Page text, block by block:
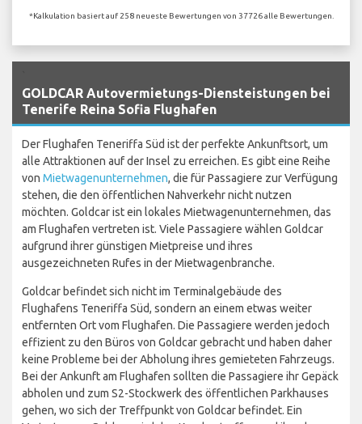
*Kalkulation basiert auf 258 neueste Bewertungen von 37726 alle Bewertungen.
GOLDCAR Autovermietungs-Diensteistungen bei
Tenerife Reina Sofia Flughafen
Der Flughafen Teneriffa Süd ist der perfekte Ankunftsort, um
alle Attraktionen auf der Insel zu erreichen. Es gibt eine Reihe
von Mietwagenunternehmen, die für Passagiere zur Verfügung
stehen, die den öffentlichen Nahverkehr nicht nutzen
möchten. Goldcar ist ein lokales Mietwagenunternehmen, das
am Flughafen vertreten ist. Viele Passagiere wählen Goldcar
aufgrund ihrer günstigen Mietpreise und ihres
ausgezeichneten Rufes in der Mietwagenbranche.
Goldcar befindet sich nicht im Terminalgebäude des
Flughafens Teneriffa Süd, sondern an einem etwas weiter
entfernten Ort vom Flughafen. Die Passagiere werden jedoch
effizient zu den Büros von Goldcar gebracht und haben daher
keine Probleme bei der Abholung ihres gemieteten Fahrzeugs.
Bei der Ankunft am Flughafen sollten die Passagiere ihr Gepäck
abholen und zum S2-Stockwerk des öffentlichen Parkhauses
gehen, wo sich der Treffpunkt von Goldcar befindet. Ein